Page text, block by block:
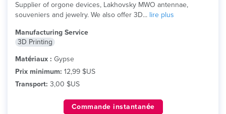
Supplier of orgone devices, Lakhovsky MWO antennae,
souveniers and jewelry. We also offer 3D... lire plus
Manufacturing Service
3D Printing
Matériaux : Gypse
Prix minimum: 12,99 $US
Transport: 3,00 $US
Commande instantanée